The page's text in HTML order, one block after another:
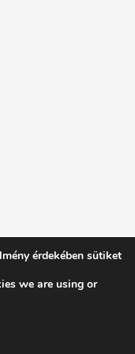
by WordPress
érdekében sütiket
we are using or